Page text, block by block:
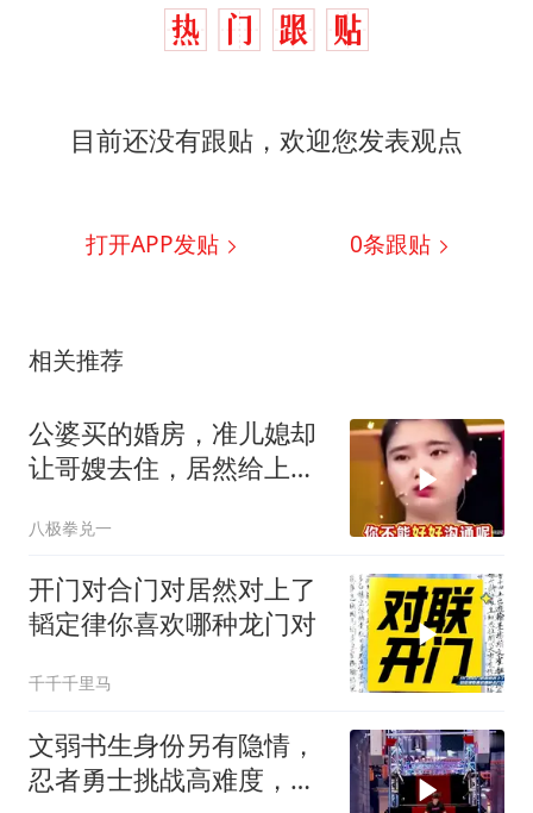
目前还没有跟贴，欢迎您发表观点
打开APP发贴 0条跟贴
相关推荐
公婆买的婚房，准儿媳却
让哥嫂去住，居然给上门
八极拳兑一
开门对合门对居然对上了
韬定律你喜欢哪种龙门对
千千千里马
文弱书生身份另有隐情，
忍者勇士挑战高难度，国